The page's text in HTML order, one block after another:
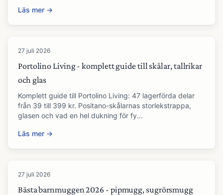
Läs mer →
27 juli 2026
Portolino Living - komplett guide till skålar, tallrikar
och glas
Komplett guide till Portolino Living: 47 lagerförda delar
från 39 till 399 kr. Positano-skålarnas storlekstrappa,
glasen och vad en hel dukning för fy...
Läs mer →
27 juli 2026
Bästa barnmuggen 2026 - pipmugg, sugrörsmugg